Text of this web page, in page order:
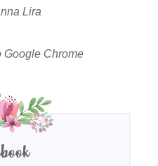
Lira
Google Chrome